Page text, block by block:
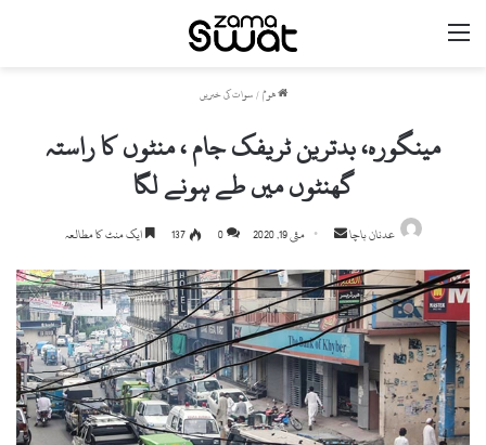
مینو
ھوم / سوات کی خبریں
مینگورہ، بدترین ٹریفک جام ، منٹوں کا راستہ
گھنٹوں میں طے ہونے لگا
عدنان باچا
Send
email
مئی 19, 2020 0
137 ایک منٹ کا مطالعہ